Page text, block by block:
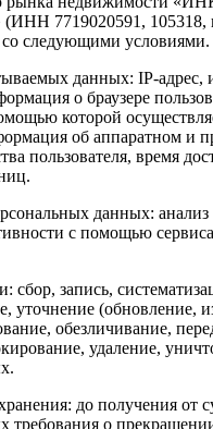
7719020591, 105318,
следующими условиями.
данных: IP-адрес,
о браузере
которой
об аппаратном и
пользователя, время
данных: анализ
с помощью сервиса
сбор, запись,
уточнение (обновление,
обезличивание,
удаление,
до получения от
требования о